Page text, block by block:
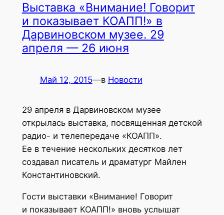
Выставка «Внимание! Говорит
и показывает КОАПП!» в
Дарвиновском музее. 29
апреля — 26 июня
Май 12, 2015—в Новости
29 апреля в Дарвиновском музее
открылась выставка, посвященная детской
радио- и телепередаче «КОАПП».
Ее в течение нескольких десятков лет
создавал писатель и драматург Майлен
Константиновский.
Гости выставки «Внимание! Говорит
и показывает КОАПП!» вновь услышат